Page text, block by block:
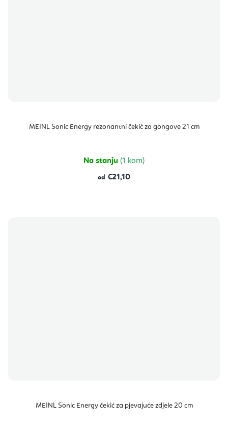
MEINL Sonic Energy rezonantni čekić za gongove 21 cm
Na stanju (1 kom)
od €21,10
MEINL Sonic Energy čekić za pjevajuće zdjele 20 cm